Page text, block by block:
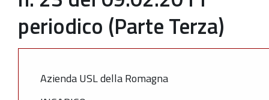
periodico (Parte Terza)
Azienda USL della Romagna